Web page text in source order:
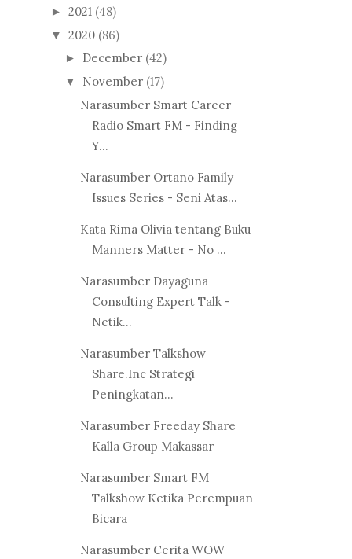
► 2021 (48)
▼ 2020 (86)
► December (42)
▼ November (17)
Narasumber Smart Career
Radio Smart FM - Finding
Y...
Narasumber Ortano Family
Issues Series - Seni Atas...
Kata Rima Olivia tentang Buku
Manners Matter - No ...
Narasumber Dayaguna
Consulting Expert Talk -
Netik...
Narasumber Talkshow
Share.Inc Strategi
Peningkatan...
Narasumber Freeday Share
Kalla Group Makassar
Narasumber Smart FM
Talkshow Ketika Perempuan
Bicara
Narasumber Cerita WOW